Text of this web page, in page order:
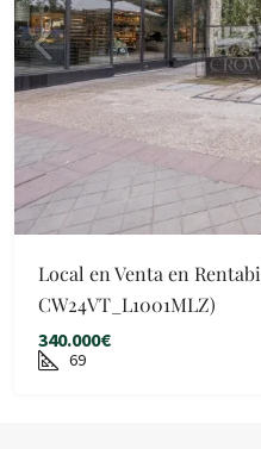
Local en Venta en
CW24VT_L1001MLZ)
340.000€
69